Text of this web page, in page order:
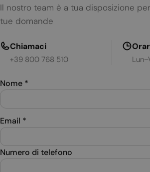
Il nostro team è a tua disposizione
tue domande
Chiamaci
+39 800 768 510
Nome *
Email *
Numero di telefono